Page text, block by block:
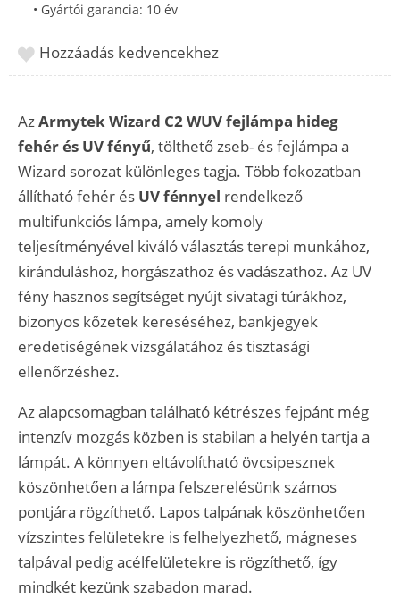
• Gyártói garancia: 10 év
Hozzáadás kedvencekhez
AzArmytek Wizard C2 WUV fejlámpa hideg
fehér és UV fényű, tölthető zseb- és fejlámpa a
Wizard sorozat különleges tagja. Több fokozatban
állítható fehér és UV fénnyel rendelkező
multifunkciós lámpa, amely komoly
teljesítményével kiváló választás terepi munkához,
kiránduláshoz, horgászathoz és vadászathoz. Az UV
fény hasznos segítséget nyújt sivatagi túrákhoz,
bizonyos kőzetek kereséséhez, bankjegyek
eredetiségének vizsgálatához és tisztasági
ellenőrzéshez.
Az alapcsomagban található kétrészes fejpánt még
intenzív mozgás közben is stabilan a helyén tartja a
lámpát. A könnyen eltávolítható övcsipesznek
köszönhetően a lámpa felszerelésünk számos
pontjára rögzíthető. Lapos talpának köszönhetően
vízszintes felületekre is felhelyezhető, mágneses
talpával pedig acélfelületekre is rögzíthető, így
mindkét kezünk szabadon marad.